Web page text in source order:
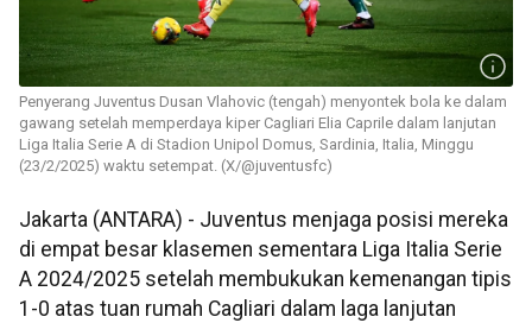
Penyerang Juventus Dusan Vlahovic (tengah) menyontek bola ke dalam
gawang setelah memperdaya kiper Cagliari Elia Caprile dalam lanjutan
Liga Italia Serie A di Stadion Unipol Domus, Sardinia, Italia, Minggu
(23/2/2025) waktu setempat. (X/@juventusfc)
Jakarta (ANTARA) - Juventus menjaga posisi mereka
di empat besar klasemen sementara Liga Italia Serie
A 2024/2025 setelah membukukan kemenangan tipis
1-0 atas tuan rumah Cagliari dalam laga lanjutan